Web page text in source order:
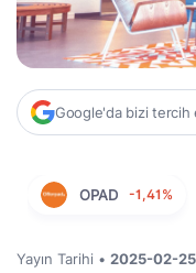
Google'da bizi tercih
OPAD -1,41%
Yayın Tarihi • 2025-02-25